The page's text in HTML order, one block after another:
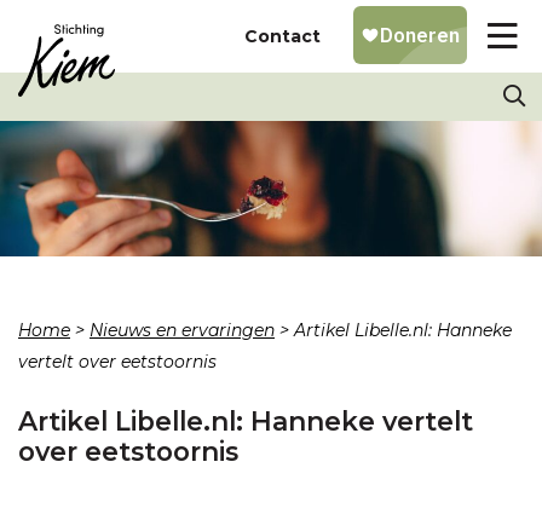
Contact
Home > Nieuws en ervaringen >Artikel Libelle.nl: Hanneke
vertelt over eetstoornis
Artikel Libelle.nl: Hanneke vertelt
over eetstoornis